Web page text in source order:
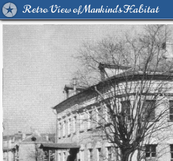
Retro View of Mankind's Habitat